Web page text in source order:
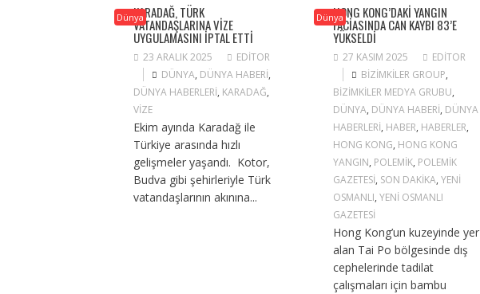
DünyaKARADAĞ, TÜRK
VATANDAŞLARINA VIZE
UYGULAMASINI IPTAL ETTI
23 ARALIK 2025
EDITOR
DÜNYA, DÜNYA HABERI,
DÜNYA HABERLERI, KARADAĞ,
VIZE
Ekim ayında Karadağ ile
Türkiye arasında hızlı
gelişmeler yaşandı. Kotor,
Budva gibi şehirleriyle Türk
vatandaşlarının akınına...
DünyaHONG KONG’DAKI YANGIN
FACIASINDA CAN KAYBI 83’E
YÜKSELDI
27 KASIM 2025
EDITOR
BIZIMKILER GROUP,
BIZIMKILER MEDYA GRUBU,
DÜNYA, DÜNYA HABERI, DÜNYA
HABERLERI, HABER, HABERLER,
HONG KONG, HONG KONG
YANGIN, POLEMIK, POLEMIK
GAZETESI, SON DAKIKA,YENI
OSMANLI,YENI OSMANLI
GAZETESI
Hong Kong’un kuzeyinde yer
alan Tai Po bölgesinde dış
cephelerinde tadilat
çalışmaları için bambu